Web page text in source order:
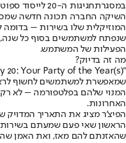
במסגרתחגיגות ה-20 לייסוד ספוטיפיי
השיקה החברה תכונה חדשה
שנפתח למשתמשים בסוף כל שנה,
הפעילות של המשתמש.
מה זה בדיוק?
שמאפשרת למשתמשים לחשוף
המנוי שלהם בפלטפורמה – לא
האחרונות.
הפיצ'ר מציג את התאריך המדויק
הראשון שאי פעם שמעתם
שהאזנתם להם מאז, ואת האמן